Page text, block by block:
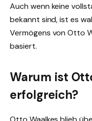
Auch wenn keine
bekannt sind, ist es
Vermögens von Otto
basiert.
Warum ist
erfolgreich?